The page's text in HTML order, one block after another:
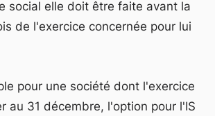
social elle doit être faite avant la
de l'exercice concernée pour lui
pour une société dont l'exercice
au 31 décembre, l'option pour l'IS